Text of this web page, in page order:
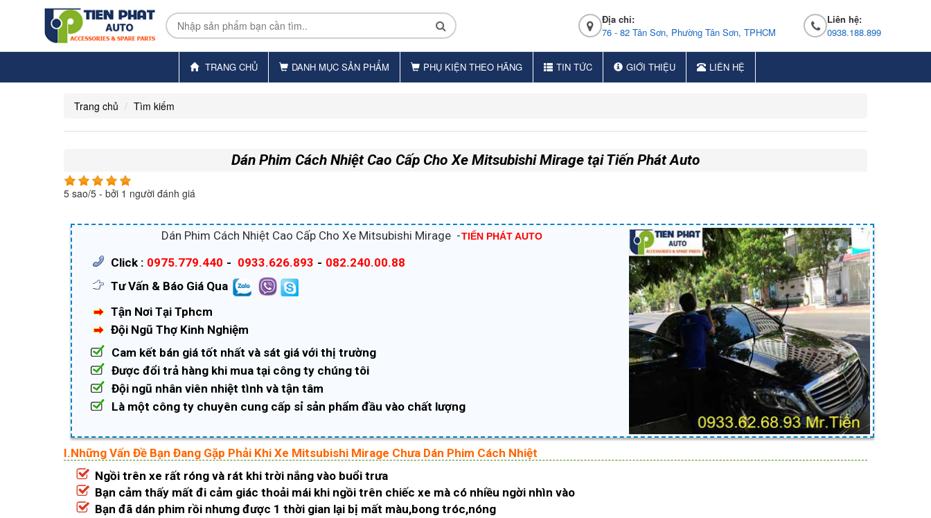
Địa chỉ:
76 - 82 Tân Sơn, Phường Tân Sơn, TPHCM
Liên hệ:
0938.188.899
TRANG CHỦ DANH MỤC SẢN PHẨM PHỤ KIỆN THEO HÃNG TIN TỨC GIỚI THIỆU LIÊN HỆ
Trang chủ Tìm kiếm
Dán Phim Cách Nhiệt Cao Cấp Cho Xe Mitsubishi Mirage tại Tiến Phát Auto
5 sao/5 - bởi 1 người đánh giá
Dán Phim Cách Nhiệt Cao Cấp Cho Xe Mitsubishi Mirage -TIẾN PHÁT AUTO
Click : 0975.779.440 - 0933.626.893 - 082.240.00.88
Tư Vấn & Báo Giá Qua
Tận Nơi Tại Tphcm
Đội Ngũ Thợ Kinh Nghiệm
Cam kết bán giá tốt nhất và sát giá với thị trường
Được đổi trả hàng khi mua tại công ty chúng tôi
Đội ngũ nhân viên nhiệt tình và tận tâm
Là một công ty chuyên cung cấp sỉ sản phẩm đầu vào chất lượng
I.Những Vấn Đề Bạn Đang Gặp Phải Khi Xe Mitsubishi Mirage Chưa Dán Phim Cách Nhiệt
Ngồi trên xe rất róng và rát khi trời nắng vào buổi trưa
Bạn cảm thấy mất đi cảm giác thoải mái khi ngồi trên chiếc xe mà có nhiều ngời nhìn vào
Bạn đã dán phim rồi nhưng được 1 thời gian lại bị mất màu,bong tróc,nóng